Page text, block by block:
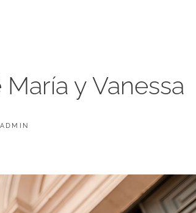
y Vanessa
POR
ADMIN